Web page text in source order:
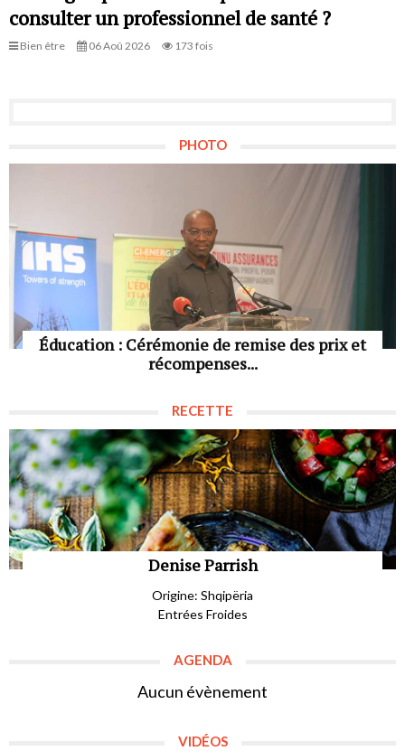
consulter un professionnel de santé ?
Bien être 06 Aoû 2026 173 fois
PHOTO
Éducation : Cérémonie de remise des prix et
récompenses...
RECETTE
Denise Parrish
Origine: Shqipëria
Entrées Froides
AGENDA
Aucun évènement
VIDÉOS